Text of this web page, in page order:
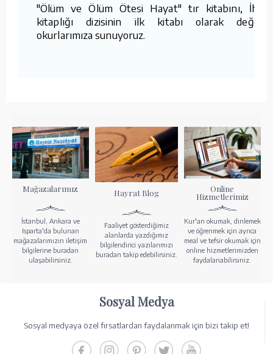
"Ölüm ve Ölüm Ötesi Hayat" tır kitabını, İhyâ
kitaplığı dizisinin ilk kitabı olarak değerli
okurlarımıza sunuyoruz.
Mağazalarımız
İstanbul, Ankara ve
Isparta'da bulunan
mağazalarımızın iletişim
bilgilerine buradan
ulaşabilirsiniz.
Hayrat Blog
Faaliyet gösterdiğimiz
alanlarda yazdığımız
bilgilendirici yazılarımızı
buradan takip edebilirsiniz.
Online
Hizmetlerimiz
Kur'an okumak, dinlemek
ve öğrenmek için ayrıca
meal ve tefsir okumak için
online hizmetlerimizden
faydalanabilirsiniz.
Sosyal Medya
Sosyal medyaya özel fırsatlardan faydalanmak için bizi takip et!